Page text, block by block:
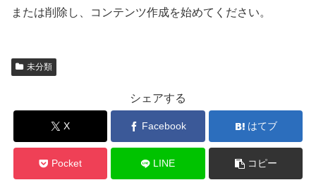
または削除し、コンテンツ作成を始めてください。
未分類
シェアする
X Facebook はてブ
Pocket LINE コピー